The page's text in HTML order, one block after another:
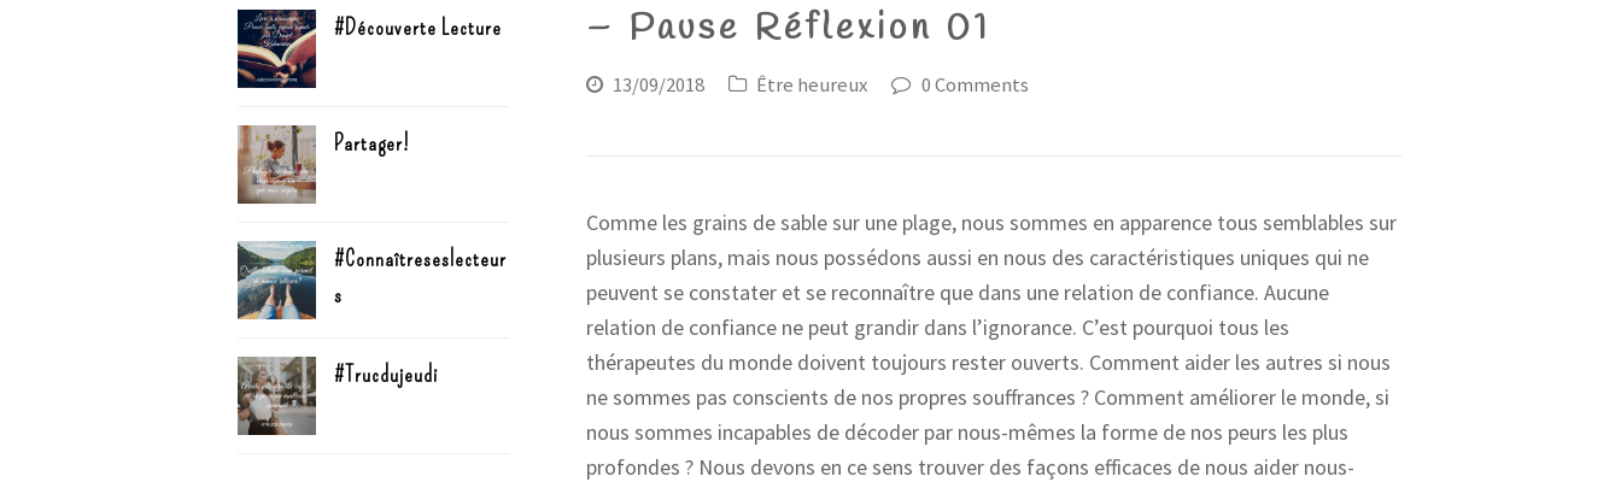
– Pause Réflexion 01
13/09/2018 Être heureux 0 Comments
Comme les grains de sable sur une plage, nous sommes en apparence tous semblables sur
plusieurs plans, mais nous possédons aussi en nous des caractéristiques uniques qui ne
peuvent se constater et se reconnaître que dans une relation de confiance. Aucune
relation de confiance ne peut grandir dans l’ignorance. C’est pourquoi tous les
thérapeutes du monde doivent toujours rester ouverts. Comment aider les autres si nous
ne sommes pas conscients de nos propres souffrances ? Comment améliorer le monde, si
nous sommes incapables de décoder par nous-mêmes la forme de nos peurs les plus
profondes ? Nous devons en ce sens trouver des façons efficaces de nous aider nous-
#Découverte Lecture
Partager!
#Connaîtreseslecteur
s
#Trucdujeudi